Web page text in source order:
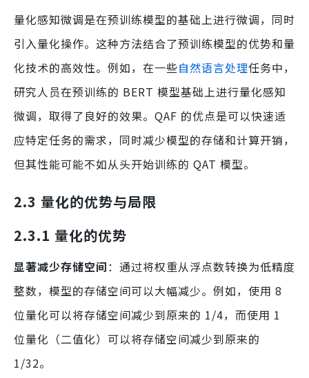
量化感知微调是在预训练模型的基础上进行微调，同时
引入量化操作。这种方法结合了预训练模型的优势和量
化技术的高效性。例如，在一些自然语言处理任务中，
研究人员在预训练的 BERT 模型基础上进行量化感知
微调，取得了良好的效果。QAF 的优点是可以快速适
应特定任务的需求，同时减少模型的存储和计算开销，
但其性能可能不如从头开始训练的 QAT 模型。
2.3 量化的优势与局限
2.3.1 量化的优势
显著减少存储空间：通过将权重从浮点数转换为低精度
整数，模型的存储空间可以大幅减少。例如，使用 8
位量化可以将存储空间减少到原来的 1/4，而使用 1
位量化（二值化）可以将存储空间减少到原来的
1/32。